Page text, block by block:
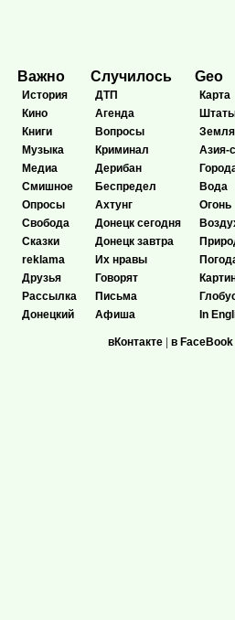
Важно
История
Кино
Книги
Музыка
Медиа
Смишное
Опросы
Свобода
Сказки
reklama
Друзья
Рассылка
Донецкий
Случилось
ДТП
Агенда
Вопросы
Криминал
Дерибан
Беспредел
Ахтунг
Донецк сегодня
Донецк завтра
Их нравы
Говорят
Письма
Афиша
Geo
Карта
Земля
Азия-с
Вода
Огонь
In
вКонтакте | в FaceBook